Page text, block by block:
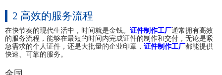
2 高效的服务流程
在快节奏的现代生活中，时间就是金钱。 证件制作工厂通常拥有高效
的服务流程，能够在最短的时间内完成证件的制作和交付，无论是紧
急需求的个人证件，还是大批量的企业印章， 证件制作工厂都能提供
快速、可靠的服务。